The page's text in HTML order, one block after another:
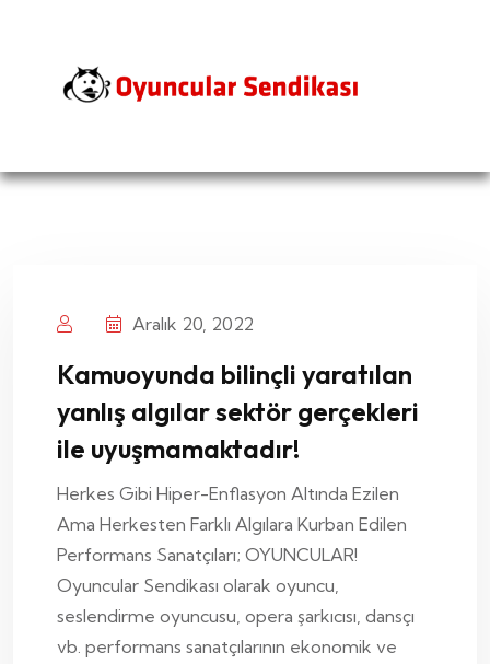
Aralık 20, 2022
Kamuoyunda bilinçli yaratılan
yanlış algılar sektör gerçekleri
ile uyuşmamaktadır!
Herkes Gibi Hiper-Enflasyon Altında Ezilen
Ama Herkesten Farklı Algılara Kurban Edilen
Performans Sanatçıları; OYUNCULAR!
Oyuncular Sendikası olarak oyuncu,
seslendirme oyuncusu, opera şarkıcısı, dansçı
vb. performans sanatçılarının ekonomik ve